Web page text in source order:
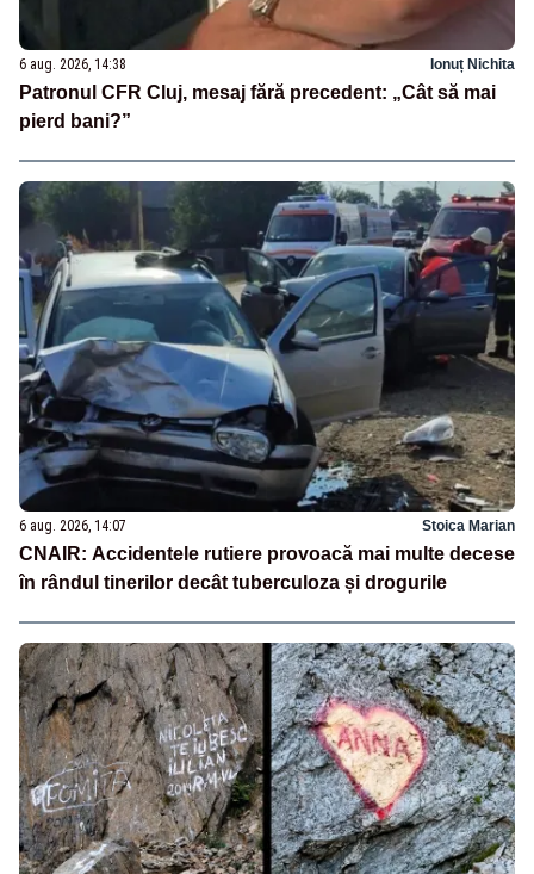
6 aug. 2026, 14:38 Ionuț Nichita
Patronul CFR Cluj, mesaj fără precedent: „Cât să mai
pierd bani?”
6 aug. 2026, 14:07 Stoica Marian
CNAIR: Accidentele rutiere provoacă mai multe decese
în rândul tinerilor decât tuberculoza și drogurile